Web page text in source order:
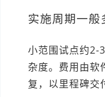
实施周期一般
小范围试点约2-
杂度。费用由软
复，以里程碑交